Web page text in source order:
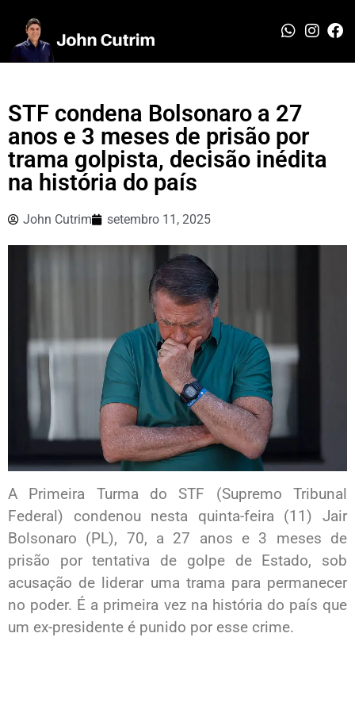
STF condena Bolsonaro a 27
anos e 3 meses de prisão por
trama golpista, decisão inédita
na história do país
John Cutrim setembro 11, 2025
A Primeira Turma do STF (Supremo Tribunal
Federal) condenou nesta quinta-feira (11) Jair
Bolsonaro (PL), 70, a 27 anos e 3 meses de
prisão por tentativa de golpe de Estado, sob
acusação de liderar uma trama para permanecer
no poder. É a primeira vez na história do país que
um ex-presidente é punido por esse crime.